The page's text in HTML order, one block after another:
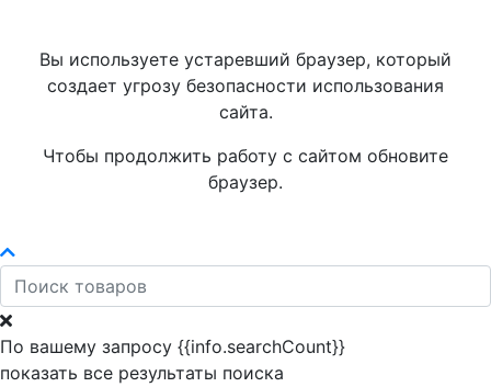
Вы используете устаревший браузер, который
создает угрозу безопасности использования
сайта.
Чтобы продолжить работу с сайтом обновите
браузер.
По вашему запросу {{info.searchCount}}
показать все результаты поиска